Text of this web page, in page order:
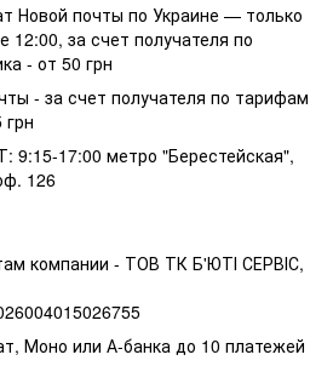
Новой почты по Украине — только
12:00, за счет получателя по
- от 50 грн
- за счет получателя по тарифам
грн
17:00 метро "Берестейская",
126
компании - ТОВ ТК Б'ЮТІ СЕРВІС,
Моно или А-банка до 10 платежей